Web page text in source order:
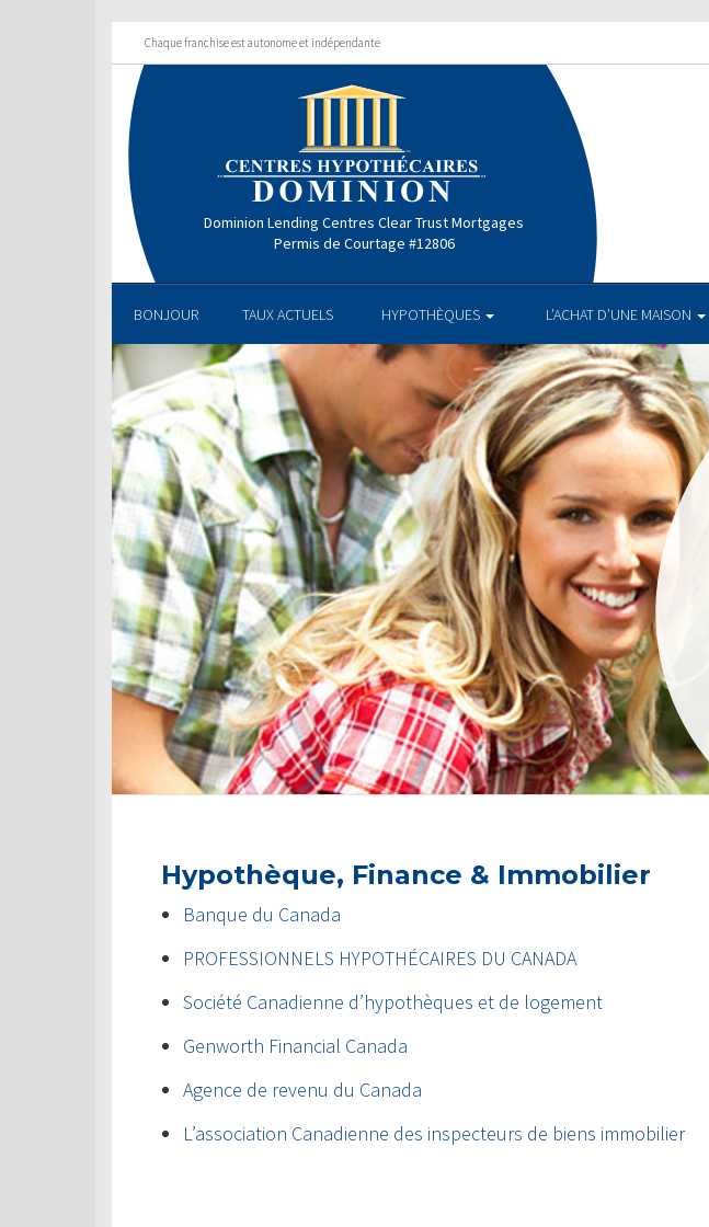
Chaque franchise est autonome et indépendante
Dominion Lending Centres Clear Trust Mortgages
Permis de Courtage #12806
BONJOUR TAUX ACTUELS HYPOTHÈQUES L’ACHAT D’UNE MAISON
Hypothèque, Finance & Immobilier
Banque du Canada
PROFESSIONNELS HYPOTHÉCAIRES DU CANADA
Société Canadienne d’hypothèques et de logement
Genworth Financial Canada
Agence de revenu du Canada
L’association Canadienne des inspecteurs de biens immobilier